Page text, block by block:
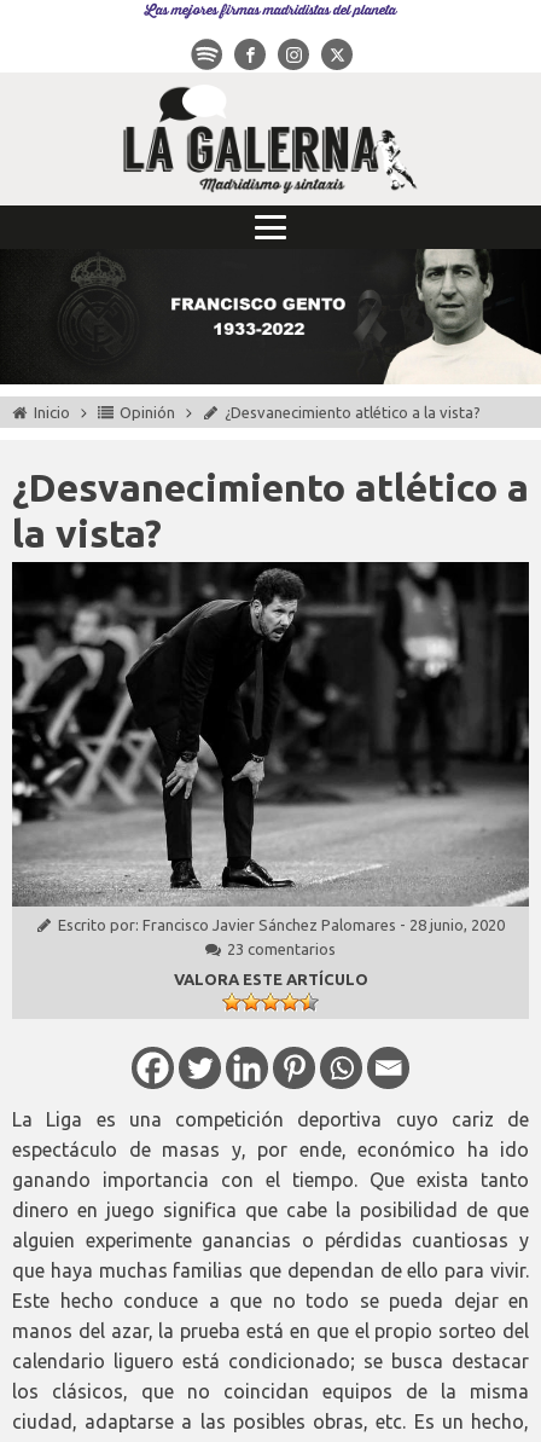
Las mejores firmas madridistas del planeta
Inicio Opinión ¿Desvanecimiento atlético a la vista?
¿Desvanecimiento atlético a
la vista?
Escrito por: Francisco Javier Sánchez Palomares - 28 junio, 2020
23 comentarios
VALORA ESTE ARTÍCULO
La Liga es una competición deportiva cuyo cariz de
espectáculo de masas y, por ende, económico ha ido
ganando importancia con el tiempo. Que exista tanto
dinero en juego significa que cabe la posibilidad de que
alguien experimente ganancias o pérdidas cuantiosas y
que haya muchas familias que dependan de ello para vivir.
Este hecho conduce a que no todo se pueda dejar en
manos del azar, la prueba está en que el propio sorteo del
calendario liguero está condicionado; se busca destacar
los clásicos, que no coincidan equipos de la misma
ciudad, adaptarse a las posibles obras, etc. Es un hecho,